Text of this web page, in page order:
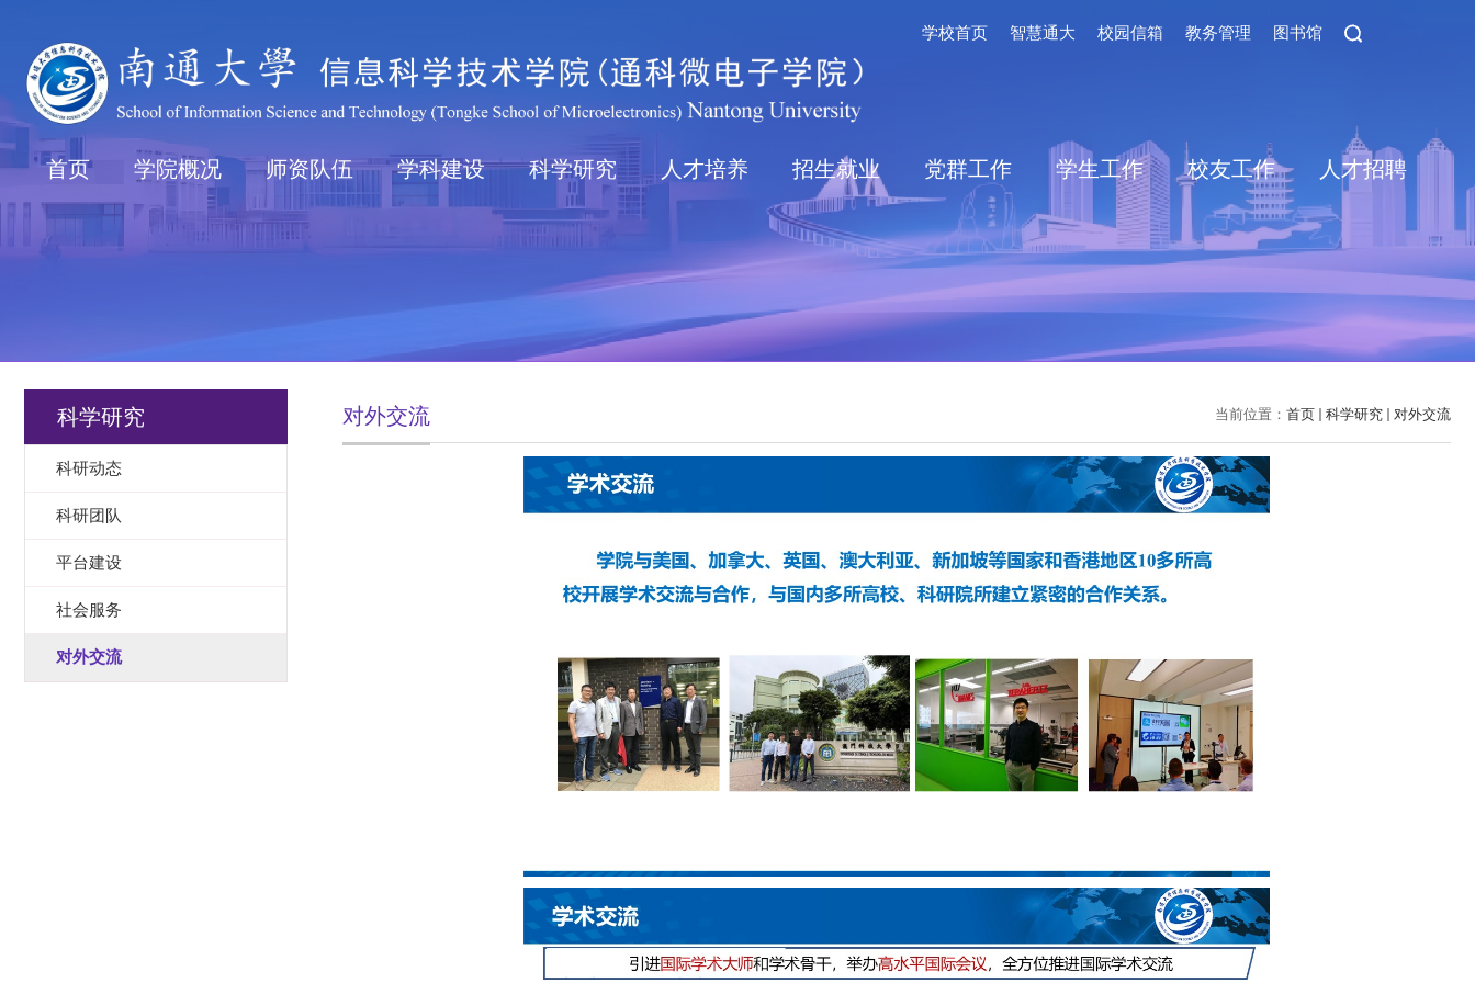
学校首页 智慧通大 校园信箱 教务管理 图书馆
首页 学院概况 师资队伍 学科建设 科学研究 人才培养 招生就业 党群工作 学生工作 校友工作 人才招聘
科学研究
科研动态
科研团队
平台建设
社会服务
对外交流
当前位置： 首页 科学研究 对外交流
对外交流